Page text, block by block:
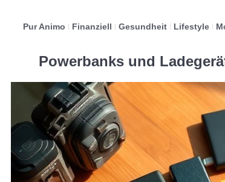
Pur Animo Finanziell Gesundheit Lifestyle
Powerbanks und